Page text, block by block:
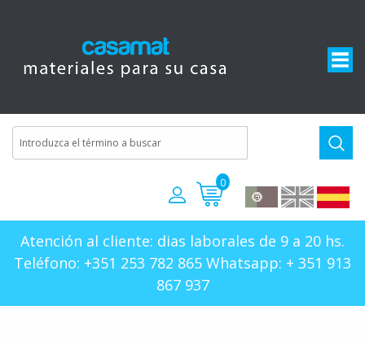
0
Atención al cliente: dias laborales de 9 a 20 hs.
Teléfono: +351 253 782 865 Whatsapp: + 351 913
867 937